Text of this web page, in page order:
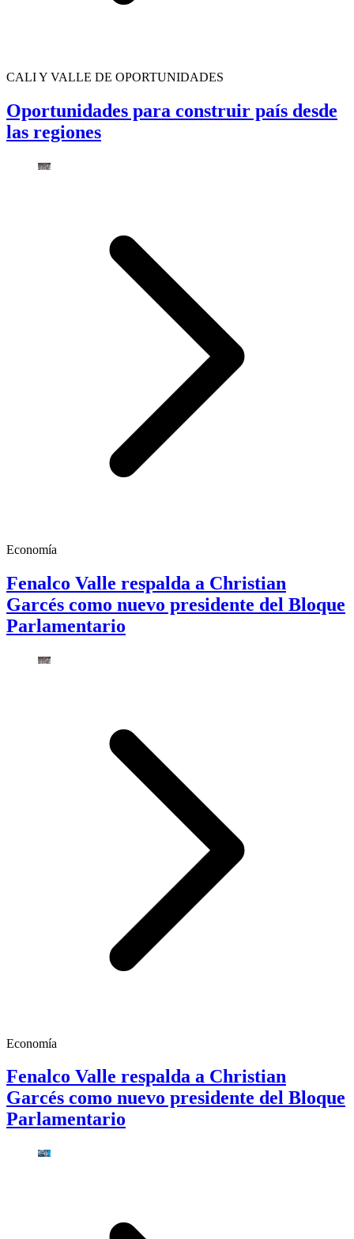
CALI Y VALLE DE OPORTUNIDADES
Oportunidades para construir país desde
las regiones
Economía
Fenalco Valle respalda a Christian
Garcés como nuevo presidente del Bloque
Parlamentario
Economía
Fenalco Valle respalda a Christian
Garcés como nuevo presidente del Bloque
Parlamentario